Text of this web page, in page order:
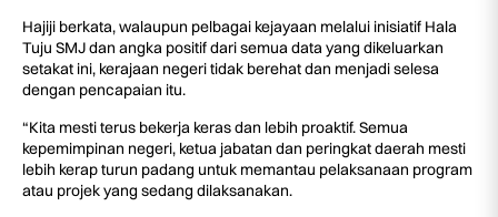
Hajiji berkata, walaupun pelbagai kejayaan melalui inisiatif Hala
Tuju SMJ dan angka positif dari semua data yang dikeluarkan
setakat ini, kerajaan negeri tidak berehat dan menjadi selesa
dengan pencapaian itu.
“Kita mesti terus bekerja keras dan lebih proaktif. Semua
kepemimpinan negeri, ketua jabatan dan peringkat daerah mesti
lebih kerap turun padang untuk memantau pelaksanaan program
atau projek yang sedang dilaksanakan.